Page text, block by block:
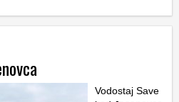
Vodostaj Save